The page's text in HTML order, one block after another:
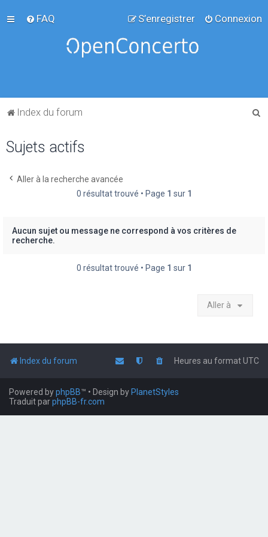
FAQ Connexion
S’enregistrer
Index du forum
Sujets actifs
Aller à la recherche avancée
0 résultat trouvé • Page 1 sur 1
Aucun sujet ou message ne correspond à vos critères de
recherche.
0 résultat trouvé • Page 1 sur 1
Aller à
Index du forum Heures au formatUTC
Powered byphpBB™ • Design by PlanetStyles
Traduit parphpBB-fr.com